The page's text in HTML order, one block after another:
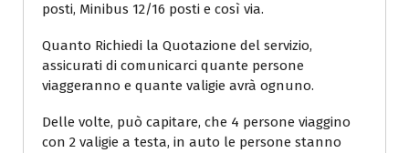
posti, Minibus 12/16 posti e così via.
Quanto Richiedi la Quotazione del servizio,
assicurati di comunicarci quante persone
viaggeranno e quante valigie avrà ognuno.
Delle volte, può capitare, che 4 persone viaggino
con 2 valigie a testa, in auto le persone stanno